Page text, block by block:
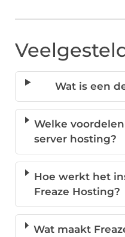
Wat is een
Welke
server hosting?
Hoe werkt het
Freaze Hosting?
Wat maakt